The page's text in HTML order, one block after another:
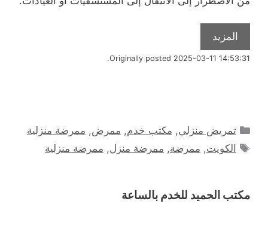
المزيد
Originally posted 2025-03-11 14:53:31.
التصنيفات
تمريض منزلي, مكتب خدم, ممرض, ممرضة منزلية
الوسوم
الكويت, ممرضة, ممرضة منزل, ممرضة منزلية
مكتب الحميد للخدم بالساعة